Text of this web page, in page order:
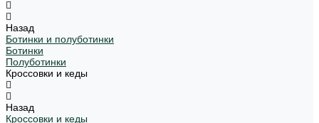
Назад
Ботинки и полуботинки
Ботинки
Полуботинки
Кроссовки и кеды
Назад
Кроссовки и кеды